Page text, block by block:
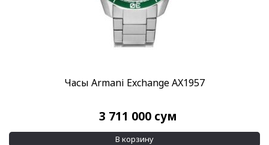
Часы Armani Exchange AX1957
3 711 000 сум
В корзину